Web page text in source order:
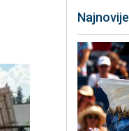
Najnovije